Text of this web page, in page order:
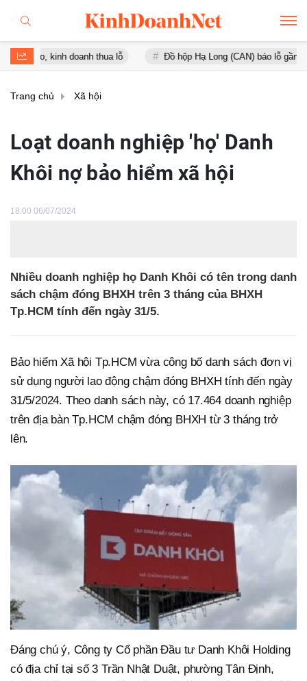
kinh doanh thua lỗ Đồ hộp Hạ Long (CAN) báo lỗ gần 16 tỷ
Trang chủ Xã hội
Loạt doanh nghiệp 'họ' Danh
Khôi nợ bảo hiểm xã hội
18:00 06/07/2024
Nhiều doanh nghiệp họ Danh Khôi có tên trong danh
sách chậm đóng BHXH trên 3 tháng của BHXH
Tp.HCM tính đến ngày 31/5.
Bảo hiểm Xã hội Tp.HCM vừa công bố danh sách đơn vị
sử dụng người lao động chậm đóng BHXH tính đến ngày
31/5/2024. Theo danh sách này, có 17.464 doanh nghiệp
trên địa bàn Tp.HCM chậm đóng BHXH từ 3 tháng trở
lên.
Đáng chú ý, Công ty Cổ phần Đầu tư Danh Khôi Holding
có địa chỉ tại số 3 Trần Nhật Duật, phường Tân Định,